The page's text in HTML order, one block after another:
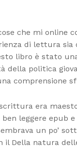
che mi online
di lettura
libro è stato
della politica
comprensione
era
ben leggere epub
un po’
il Della natura